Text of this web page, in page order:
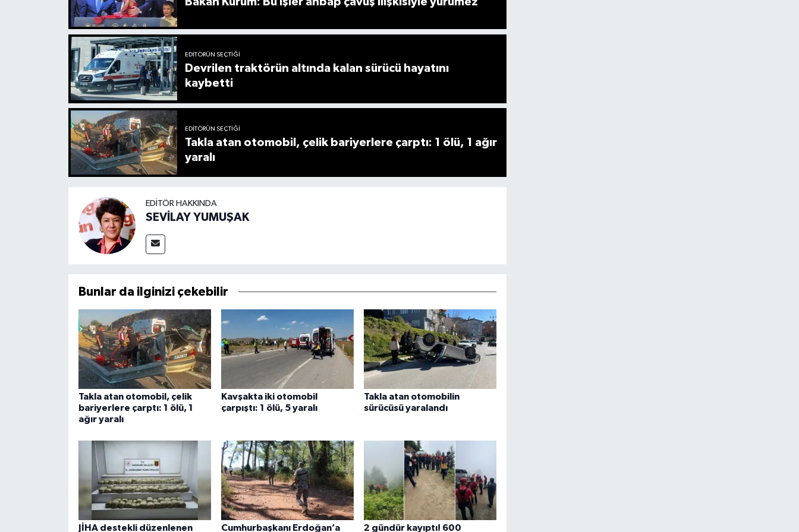
EDITÖRÜN SEÇTIĞI
Devrilen traktörün altında kalan sürücü hayatını
kaybetti
EDITÖRÜN SEÇTIĞI
Takla atan otomobil, çelik bariyerlere çarptı: 1 ölü, 1 ağır
yaralı
EDITÖR HAKKINDA
SEVİLAY YUMUŞAK
Bunlar da ilginizi çekebilir
Takla atan otomobil, çelik
bariyerlere çarptı: 1 ölü, 1
ağır yaralı
Kavşakta iki otomobil
çarpıştı: 1 ölü, 5 yaralı
Takla atan otomobilin
sürücüsü yaralandı
JİHA destekli düzenlenen Cumhurbaşkanı Erdoğan’a 2 gündür kayıptı! 600